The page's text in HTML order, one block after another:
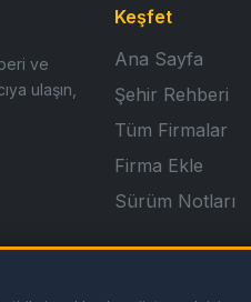
ve
ulaşın,
Keşfet
Ana Sayfa
Şehir Rehberi
Tüm Firmalar
Firma Ekle
Sürüm Notları